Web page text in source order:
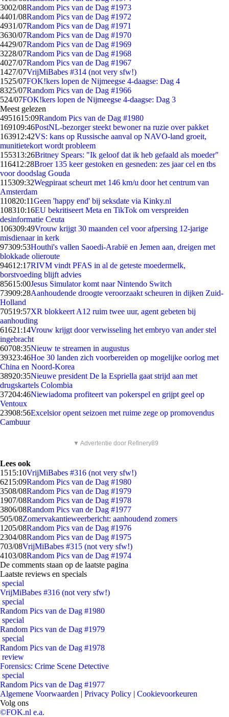
3002/08Random Pics van de Dag #1973
4401/08Random Pics van de Dag #1972
4931/07Random Pics van de Dag #1971
3630/07Random Pics van de Dag #1970
4429/07Random Pics van de Dag #1969
3228/07Random Pics van de Dag #1968
4027/07Random Pics van de Dag #1967
1427/07VrijMiBabes #314 (not very sfw!)
1525/07FOK!kers lopen de Nijmeegse 4-daagse: Dag 4
8325/07Random Pics van de Dag #1966
524/07FOK!kers lopen de Nijmeegse 4-daagse: Dag 3
Meest gelezen
4951615:09Random Pics van de Dag #1980
169109:46PostNL-bezorger steekt bewoner na ruzie over pakket
163912:42VS: kans op Russische aanval op NAVO-land groeit,
munitietekort wordt probleem
155313:26Britney Spears: "Ik geloof dat ik heb gefaald als moeder"
116412:28Broer 135 keer gestoken en gesneden: zes jaar cel en tbs
voor doodslag Gouda
115309:32Wegpiraat scheurt met 146 km/u door het centrum van
Amsterdam
110820:11Geen 'happy end' bij seksdate via Kinky.nl
108310:16EU bekritiseert Meta en TikTok om verspreiden
desinformatie Ceuta
106309:49Vrouw krijgt 30 maanden cel voor afpersing 12-jarige
misdienaar in kerk
97309:53Houthi's vallen Saoedi-Arabië en Jemen aan, dreigen met
blokkade olieroute
94612:17RIVM vindt PFAS in al de geteste moedermelk,
borstvoeding blijft advies
85615:00Jesus Simulator komt naar Nintendo Switch
73909:28Aanhoudende droogte veroorzaakt scheuren in dijken Zuid-
Holland
70519:57XR blokkeert A12 ruim twee uur, agent gebeten bij
aanhouding
61621:14Vrouw krijgt door verwisseling het embryo van ander stel
ingebracht
60708:35Nieuw te streamen in augustus
39323:46Hoe 30 landen zich voorbereiden op mogelijke oorlog met
China en Noord-Korea
38920:35Nieuwe president De la Espriella gaat strijd aan met
drugskartels Colombia
37204:46Niewiadoma profiteert van pokerspel en grijpt geel op
Ventoux
23908:56Excelsior opent seizoen met ruime zege op promovendus
Cambuur
▼ Advertentie door Refinery89
Lees ook
1515:10VrijMiBabes #316 (not very sfw!)
6215:09Random Pics van de Dag #1980
3508/08Random Pics van de Dag #1979
1907/08Random Pics van de Dag #1978
3806/08Random Pics van de Dag #1977
505/08Zomervakantieweerbericht: aanhoudend zomers
1205/08Random Pics van de Dag #1976
2304/08Random Pics van de Dag #1975
703/08VrijMiBabes #315 (not very sfw!)
4103/08Random Pics van de Dag #1974
De comments staan op de laatste pagina
Laatste reviews en specials
special
VrijMiBabes #316 (not very sfw!)
special
Random Pics van de Dag #1980
special
Random Pics van de Dag #1979
special
Random Pics van de Dag #1978
review
Forensics: Crime Scene Detective
special
Random Pics van de Dag #1977
Algemene Voorwaarden | Privacy Policy | Cookievoorkeuren
Volg ons
©FOK.nl e.a.